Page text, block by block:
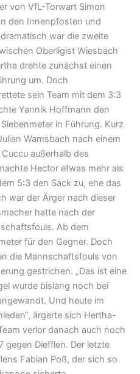
von VfL-Torwart Simon
den Innenpfosten und
war die zweite
Oberligist Wiesbach
drehte zunächst einen
um. Doch
sein Team mit dem 3:3
Yannik Hoffmann den
in Führung. Kurz
Wamsbach nach einem
außerhalb des
Hector etwas mehr als
5:3 den Sack zu, ehe das
war der Ärger nach dieser
hatte nach der
Ab dem
für den Gegner. Doch
die Mannschaftsfouls von
gestrichen. „Das ist eine
wurde bislang noch bei
Und heute im
ärgerte sich Hertha-
verlor danach auch noch
gegen Diefflen. Der letzte
Fabian Poß, der sich so